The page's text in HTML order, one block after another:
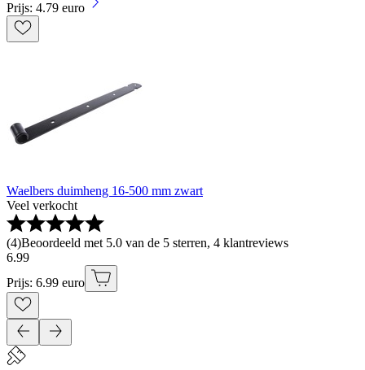
Prijs: 4.79 euro
Waelbers duimheng 16-500 mm zwart
Veel verkocht
(4)Beoordeeld met 5.0 van de 5 sterren, 4 klantreviews
6.99
Prijs: 6.99 euro